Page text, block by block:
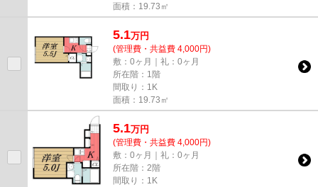
面積：19.73㎡
5.1万円
(管理費・共益費 4,000円)
敷：0ヶ月｜礼：0ヶ月
所在階：1階
間取り：1K
面積：19.73㎡
5.1万円
(管理費・共益費 4,000円)
敷：0ヶ月｜礼：0ヶ月
所在階：2階
間取り：1K